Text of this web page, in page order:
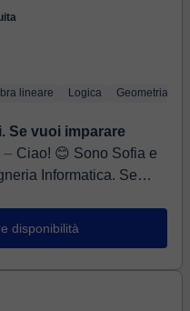
lineare Logica Geometria
⏤ Ciao! 😊 Sono Sofia e
Informatica. Se
disponibilità